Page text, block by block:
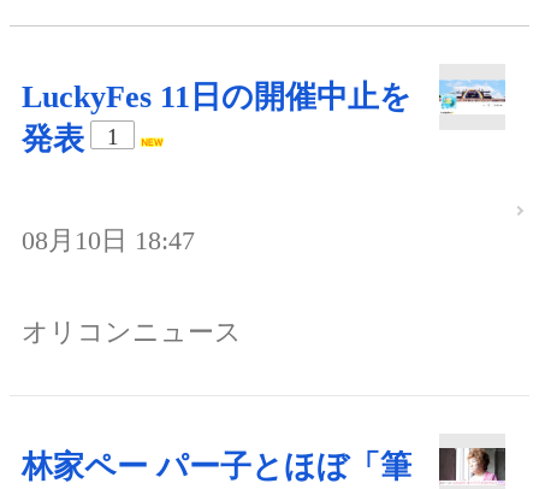
LuckyFes 11日の開催中止を
発表
1
08月10日 18:47
オリコンニュース
林家ペー パー子とほぼ「筆